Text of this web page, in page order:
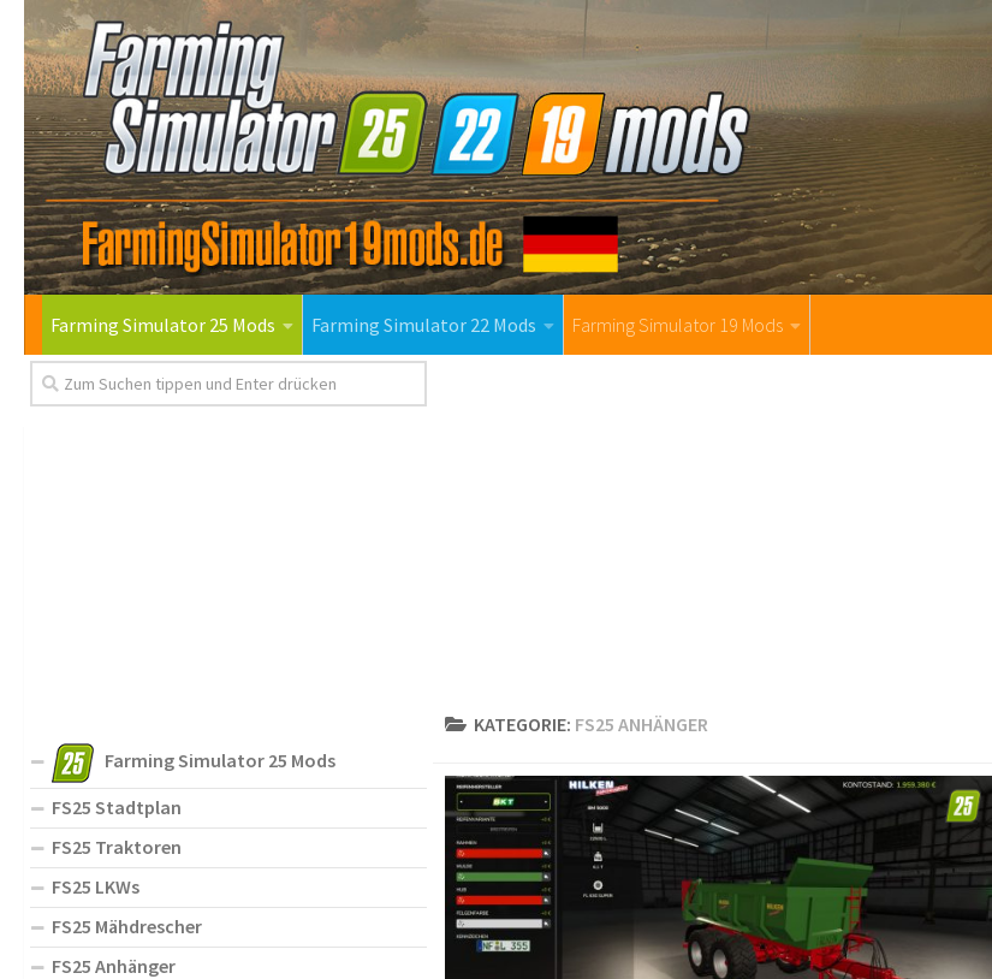
Farming Simulator 25 Mods Farming Simulator 22 Mods Farming Simulator 19 Mods
KATEGORIE: FS25 ANHÄNGER
Farming Simulator 25 Mods
FS25 Stadtplan
FS25 Traktoren
FS25 LKWs
FS25 Mähdrescher
FS25 Anhänger